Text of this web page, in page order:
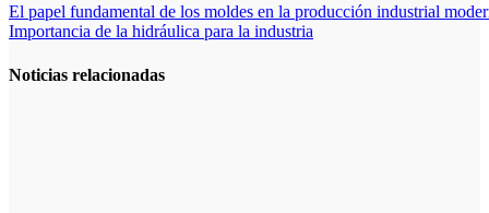
Navegación
de
entradas
El papel fundamental de los moldes en la producción industrial
Importancia de la hidráulica para la industria
Noticias relacionadas